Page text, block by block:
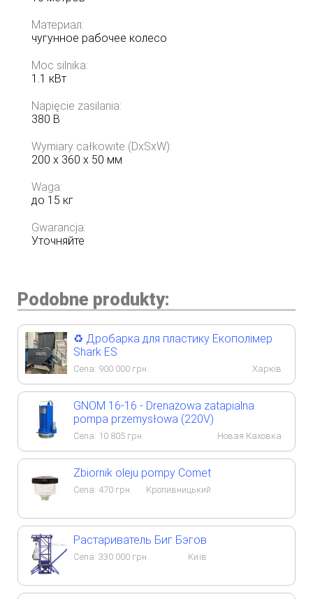
Материал:
чугунное рабочее колесо
Moc silnika:
1.1 кВт
Napięcie zasilania:
380 В
Wymiary całkowite (DxSxW):
200 х 360 х 50 мм
Waga:
до 15 кг
Gwarancja:
Уточняйте
Podobne produkty:
♻️ Дробарка для пластику Екополімер
Shark ES
Cena: 900 000 грн. Харків
GNOM 16-16 - Drenażowa zatapialna
pompa przemysłowa (220V)
Cena: 10 805 грн. Новая Каховка
Zbiornik oleju pompy Comet
Cena: 470 грн. Кропивницький
Растариватель Биг Бэгов
Cena: 330 000 грн. Київ